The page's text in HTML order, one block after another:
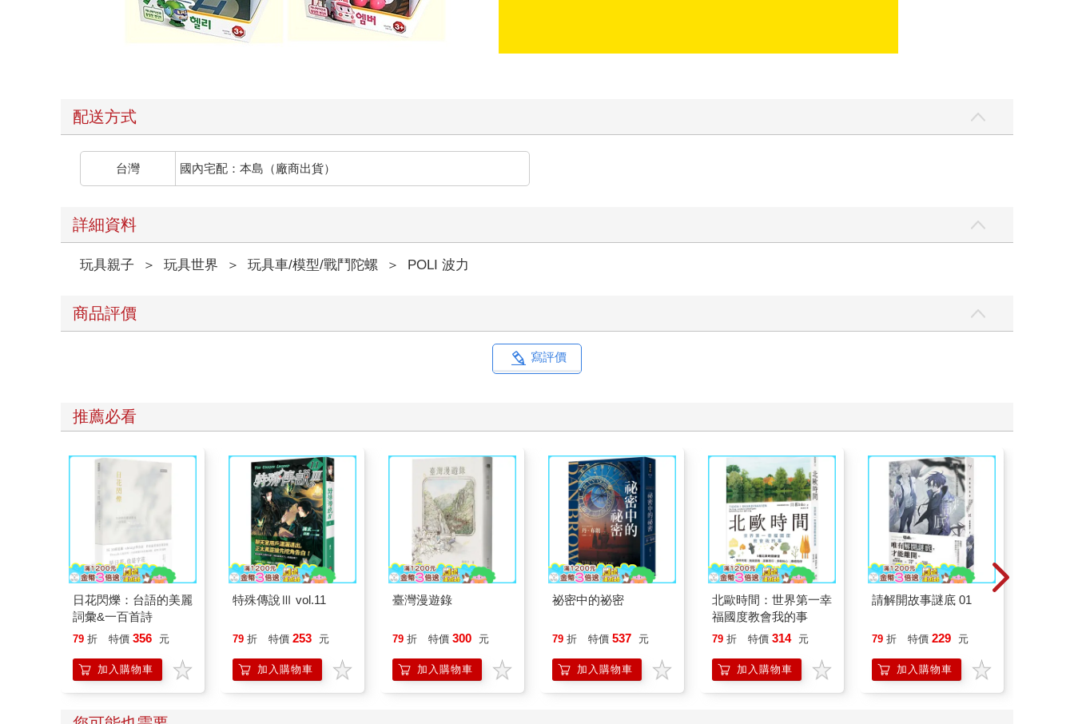
配送方式
台灣 國內宅配：本島（廠商出貨）
詳細資料
玩具親子 ＞ 玩具世界 ＞ 玩具車/模型/戰鬥陀螺 ＞ POLI 波力
商品評價
寫評價
推薦必看
日花閃爍：台語的美麗
詞彙&一百首詩
79 折 特價 356 元
加入購物車
特殊傳說Ⅲ vol.11
79 折 特價 253 元
加入購物車
臺灣漫遊錄
79 折 特價 300 元
加入購物車
祕密中的祕密
79 折 特價 537 元
加入購物車
北歐時間：世界第一幸
福國度教會我的事
79 折 特價 314 元
加入購物車
請解開故事謎底 01
79 折 特價 229 元
加入購物車